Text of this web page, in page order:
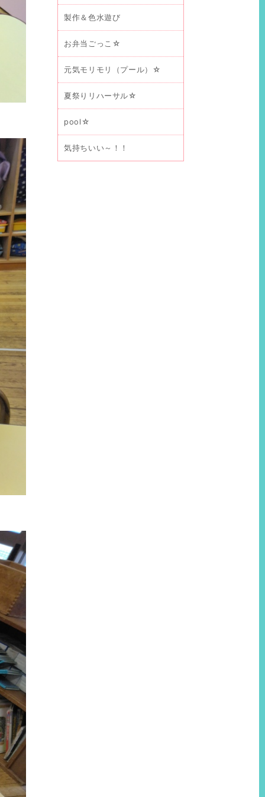
製作＆色水遊び
お弁当ごっこ☆
元気モリモリ（プール）☆
夏祭りリハーサル☆
pool☆
気持ちいい～！！